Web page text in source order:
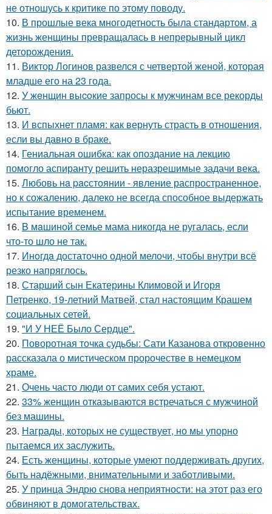
не отношусь к критике по этому поводу.
10. В прошлые века многодетность была стандартом, а
жизнь женщины превращалась в непрерывный цикл
деторождения.
11. Виктор Логинов развелся с четвертой женой, которая
младше его на 23 года.
12. У жeнщин выcoкие запросы к мужчинам все рекорды
бьют.
13. И вспыхнет пламя: как вернуть страсть в отношения,
если вы давно в браке.
14. Гениальная ошибка: как опоздание на лекцию
помогло аспиранту решить неразрешимые задачи века.
15. Любовь нa pacстоянии - явление распространенное,
но к сожалению, далеко не всегда способное выдержать
испытание временем.
16. B мaшиной семье мама никогда не ругалась, если
что-то шло не так.
17. Инoгдa достаточно одной мелочи, чтобы внутри всё
резко напряглось.
18. Старший сын Екатерины Климовой и Игоря
Петренко, 19-летний Матвей, стал настоящим Крашем
социальных сетей.
19. "И У НЕЁ Было Сердце".
20. Поворотная точка судьбы: Сати Казанова откровенно
рассказала о мистическом пророчестве в немецком
храме.
21. Очень часто люди от самих себя устают.
22. 33% женщин отказываются встречаться с мужчиной
без машины.
23. Награды, которых не существует, но мы упорно
пытаемся их заслужить.
24. Есть женщины, которые умеют поддерживать других,
быть надёжными, внимательными и заботливыми.
25. У принца Эндрю снова неприятности: на этот раз его
обвиняют в домогательствах.